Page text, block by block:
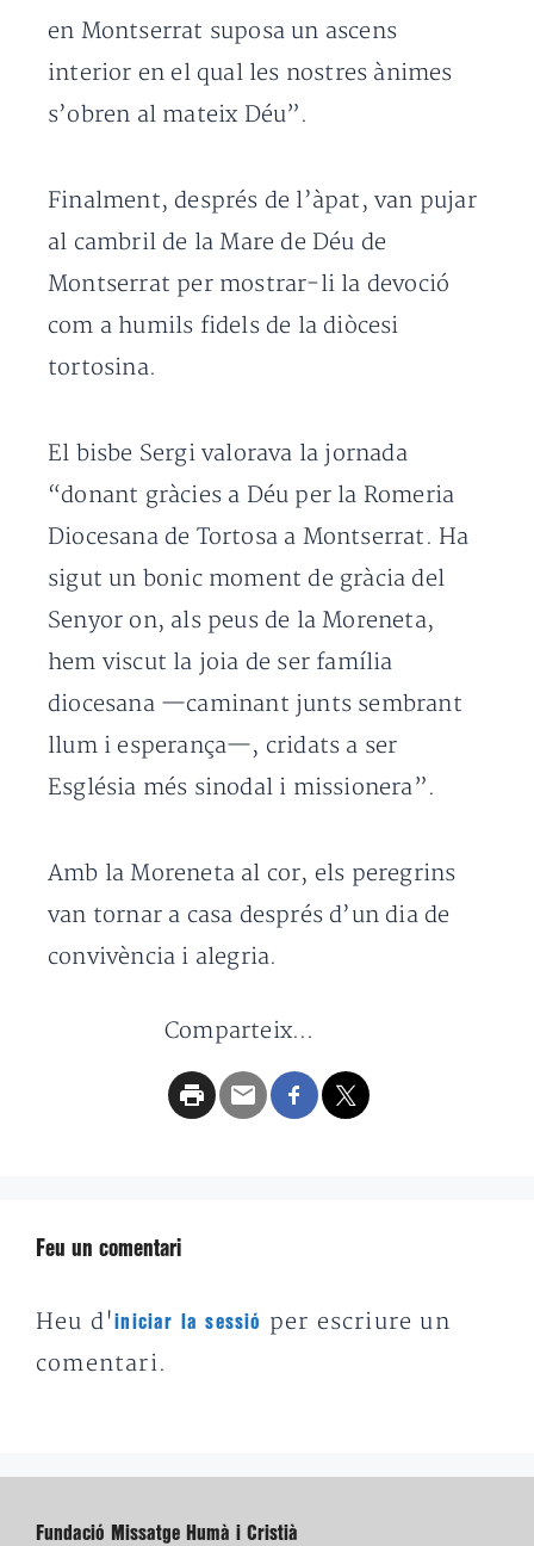
en Montserrat suposa un ascens
interior en el qual les nostres ànimes
s’obren al mateix Déu”.
Finalment, després de l’àpat, van pujar
al cambril de la Mare de Déu de
Montserrat per mostrar-li la devoció
com a humils fidels de la diòcesi
tortosina.
El bisbe Sergi valorava la jornada
“donant gràcies a Déu per la Romeria
Diocesana de Tortosa a Montserrat. Ha
sigut un bonic moment de gràcia del
Senyor on, als peus de la Moreneta,
hem viscut la joia de ser família
diocesana —caminant junts sembrant
llum i esperança—, cridats a ser
Església més sinodal i missionera”.
Amb la Moreneta al cor, els peregrins
van tornar a casa després d’un dia de
convivència i alegria.
Comparteix...
Feu un comentari
Heu d'iniciar la sessió
per escriure un
comentari.
Fundació Missatge Humà i Cristià